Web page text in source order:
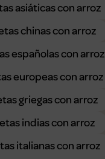
asiáticas con arroz
chinas con arroz
españolas con arroz
europeas con arroz
griegas con arroz
indias con arroz
italianas con arroz